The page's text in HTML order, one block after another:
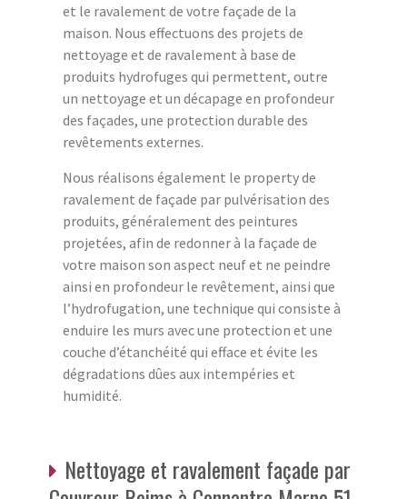
et le ravalement de votre façade de la
maison. Nous effectuons des projets de
nettoyage et de ravalement à base de
produits hydrofuges qui permettent, outre
un nettoyage et un décapage en profondeur
des façades, une protection durable des
revêtements externes.
Nous réalisons également le property de
ravalement de façade par pulvérisation des
produits, généralement des peintures
projetées, afin de redonner à la façade de
votre maison son aspect neuf et ne peindre
ainsi en profondeur le revêtement, ainsi que
l’hydrofugation, une technique qui consiste à
enduire les murs avec une protection et une
couche d’étanchéité qui efface et évite les
dégradations dûes aux intempéries et
humidité.
Nettoyage et ravalement façade par